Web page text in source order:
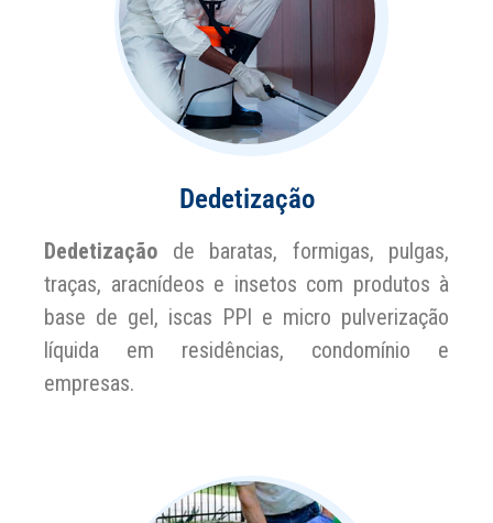
Dedetização
Dedetização de baratas, formigas, pulgas,
traças, aracnídeos e insetos com produtos à
base de gel, iscas PPI e micro pulverização
líquida em residências, condomínio e
empresas.